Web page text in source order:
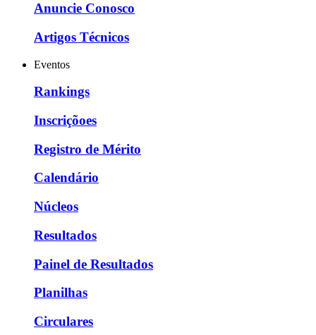
Anuncie Conosco
Artigos Técnicos
Eventos
Rankings
Inscriçõoes
Registro de Mérito
Calendário
Núcleos
Resultados
Painel de Resultados
Planilhas
Circulares